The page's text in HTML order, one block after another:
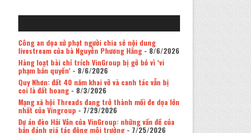
Công an dọa xử phạt người chia sẻ nội dung
livestream của bà Nguyễn Phương Hằng- 8/6/2026
Hàng loạt bài chỉ trích VinGroup bị gỡ bỏ vì ‘vi
phạm bản quyền’- 8/6/2026
Quy Nhơn: đất 40 năm khai vỡ và canh tác vẫn bị
coi là đất hoang- 8/3/2026
Mạng xã hội Threads đang trở thành mối đe dọa lớn
nhất của Vingroup - 7/29/2026
Dự án đèo Hải Vân của VinGroup: những vấn đề của
bản đánh giá tác động môi trường- 7/25/2026